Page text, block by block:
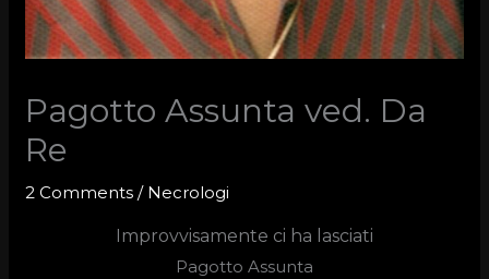
Pagotto Assunta ved. Da
Re
2 Comments / Necrologi
Improvvisamente ci ha lasciati
Pagotto Assunta